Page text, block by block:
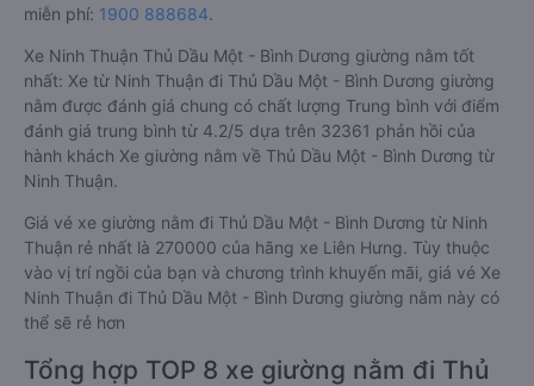
miễn phí: 1900 888684.
Xe Ninh Thuận Thủ Dầu Một - Bình Dương giường nằm tốt
nhất: Xe từ Ninh Thuận đi Thủ Dầu Một - Bình Dương giường
nằm được đánh giá chung có chất lượng Trung bình với điểm
đánh giá trung bình từ 4.2/5 dựa trên 32361 phản hồi của
hành khách Xe giường nằm về Thủ Dầu Một - Bình Dương từ
Ninh Thuận.
Giá vé xe giường nằm đi Thủ Dầu Một - Bình Dương từ Ninh
Thuận rẻ nhất là 270000 của hãng xe Liên Hưng. Tùy thuộc
vào vị trí ngồi của bạn và chương trình khuyến mãi, giá vé Xe
Ninh Thuận đi Thủ Dầu Một - Bình Dương giường nằm này có
thể sẽ rẻ hơn
Tổng hợp TOP 8 xe giường nằm đi Thủ